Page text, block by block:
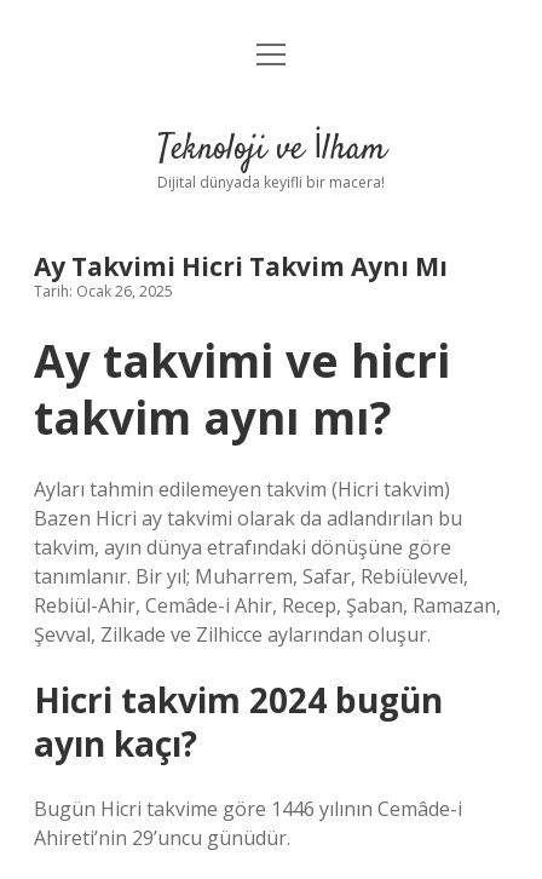
Anasayfa
Yasal Uyarı
menüyü
Teknoloji ve İlham
Dijital dünyada keyifli bir macera!
Ay Takvimi Hicri Takvim Aynı Mı
Tarih: Ocak 26, 2025
Ay takvimi ve hicri
takvim aynı mı?
Ayları tahmin edilemeyen takvim (Hicri takvim)
Bazen Hicri ay takvimi olarak da adlandırılan bu
takvim, ayın dünya etrafındaki dönüşüne göre
tanımlanır. Bir yıl; Muharrem, Safar, Rebiülevvel,
Rebiül-Ahir, Cemâde-i Ahir, Recep, Şaban, Ramazan,
Şevval, Zilkade ve Zilhicce aylarından oluşur.
Hicri takvim 2024 bugün
ayın kaçı?
Bugün Hicri takvime göre 1446 yılının Cemâde-i
Ahireti’nin 29’uncu günüdür.